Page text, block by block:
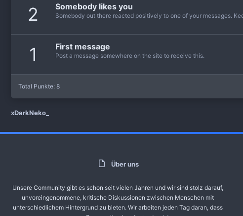
2 Somebody likes you
Somebody out there reacted positively to one of your messages.
1 First message
Post a message somewhere on the site to receive this.
Total Punkte: 8
xDarkNeko_
Über uns
Unsere Community gibt es schon seit vielen Jahren und wir sind stolz darauf,
unvoreingenommene, kritische Diskussionen zwischen Menschen mit
unterschiedlichem Hintergrund zu bieten. Wir arbeiten jeden Tag daran, dass